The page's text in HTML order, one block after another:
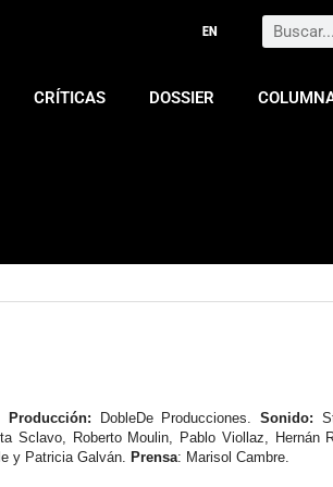
Search
CRÍTICAS DOSSIER
Producción: DobleDe Producciones. Sonido:
Sclavo, Roberto Moulin, Pablo Viollaz, Hernán
y Patricia Galván. Prensa: Marisol Cambre.